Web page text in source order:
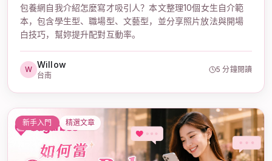
包養網自我介紹怎麼寫才吸引人？本文整理10個女生自介範
本，包含學生型、職場型、文藝型，並分享照片放法與開場
白技巧，幫妳提升配對互動率。
W Willow
台南
5 分鐘閱讀
新手入門 精選文章